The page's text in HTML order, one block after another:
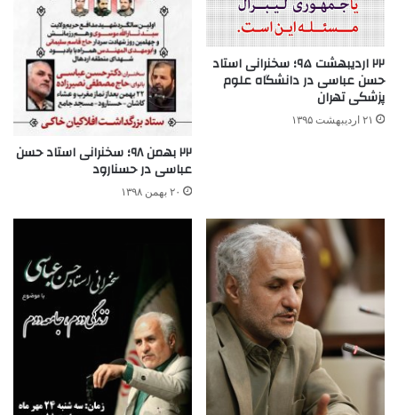
۲۲ اردیبهشت ۹۵؛ سخنرانی استاد
حسن عباسی در دانشگاه علوم
پزشکی تهران
۲۱ اردیبهشت ۱۳۹۵
۲۲ بهمن ۹۸؛ سخنرانی استاد حسن
عباسی در حسنارود
۲۰ بهمن ۱۳۹۸